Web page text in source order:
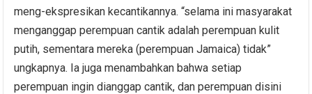
meng-ekspresikan kecantikannya. “selama ini masyarakat
menganggap perempuan cantik adalah perempuan kulit
putih, sementara mereka (perempuan Jamaica) tidak”
ungkapnya. Ia juga menambahkan bahwa setiap
perempuan ingin dianggap cantik, dan perempuan disini